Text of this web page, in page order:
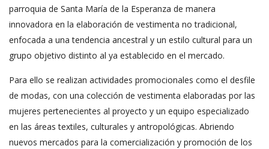
parroquia de Santa María de la Esperanza de manera
innovadora en la elaboración de vestimenta no tradicional,
enfocada a una tendencia ancestral y un estilo cultural para un
grupo objetivo distinto al ya establecido en el mercado.
Para ello se realizan actividades promocionales como el desfile
de modas, con una colección de vestimenta elaboradas por las
mujeres pertenecientes al proyecto y un equipo especializado
en las áreas textiles, culturales y antropológicas. Abriendo
nuevos mercados para la comercialización y promoción de los